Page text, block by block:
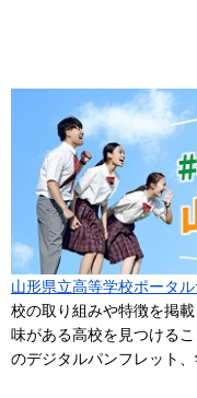
山形県立高等学校ポータ
校の取り組みや特徴を掲
味がある高校を見つける
のデジタルパンフレット